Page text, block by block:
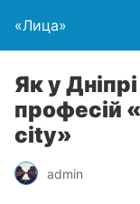
«Лица»
Як у
професій
city»
admin